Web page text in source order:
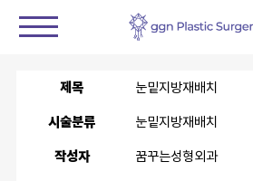
제목 눈밑지방재배치
시술분류 눈밑지방재배치
작성자 꿈꾸는성형외과